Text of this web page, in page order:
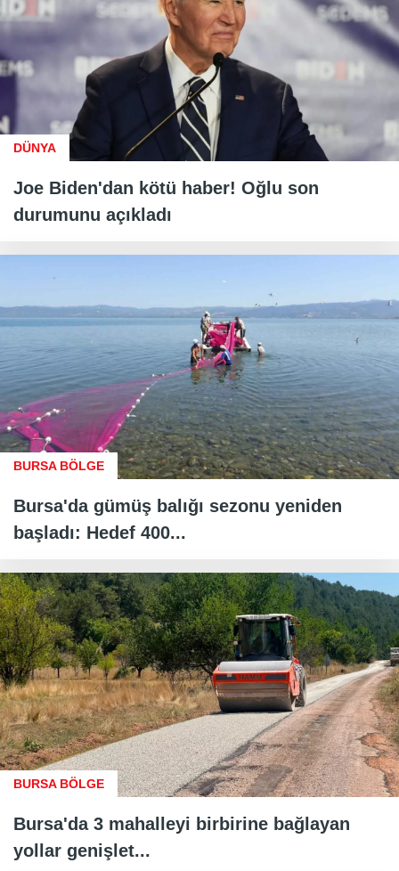
DÜNYA
Joe Biden'dan kötü haber! Oğlu son
durumunu açıkladı
BURSA BÖLGE
Bursa'da gümüş balığı sezonu yeniden
başladı: Hedef 400...
BURSA BÖLGE
Bursa'da 3 mahalleyi birbirine bağlayan
yollar genişlet...